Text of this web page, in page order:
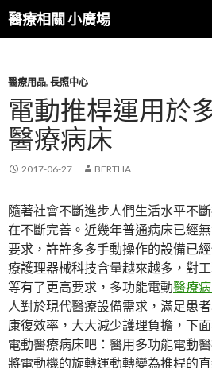
醫療相關 小廣場
搜
尋
容
區
醫療用品, 長照中心
電動推桿運用於
醫療病床
2017-06-27 BERTHA
隨著社會不斷進步人們生活水平不
在不斷完善。近幾年普通病床已經
要求，許許多多手動操作的設備已
療護理器械科技含量越來越多，對
等有了更高要求，多功能電動醫療
人對於現代醫療設備需求，滿足患
康復效率，大大減少護理負擔，下
電動醫療病床吧：醫用多功能電動
將電動機的旋轉運動轉變為推桿的